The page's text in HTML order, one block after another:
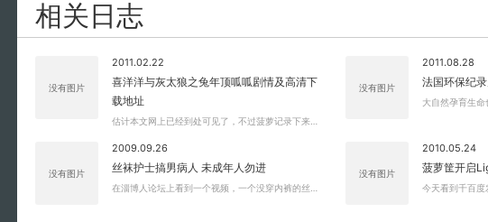
相关日志
没有图片
2011.02.22
喜洋洋与灰太狼之兔年顶呱呱剧情及高清下
载地址
估计本文网上已经到处可见了，不过菠萝记录下来…
没有图片
2011.08.28
法国环保纪
大自然孕育生命
没有图片
2009.09.26
丝袜护士搞男病人 未成年人勿进
在淄博人论坛上看到一个视频，一个没穿内裤的丝…
没有图片
2010.05.24
菠萝筐开启
今天看到千百度